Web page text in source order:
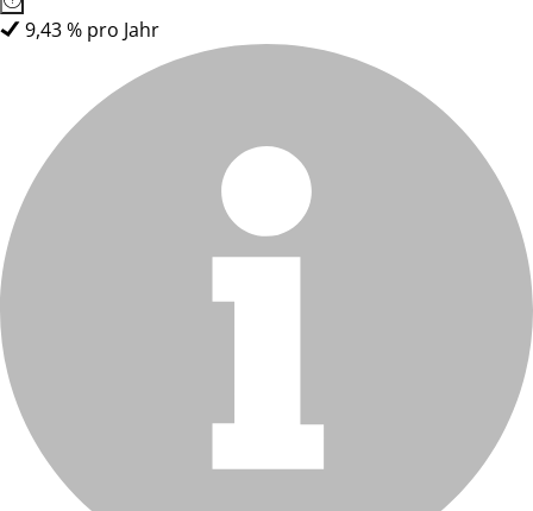
9,43 % pro Jahr